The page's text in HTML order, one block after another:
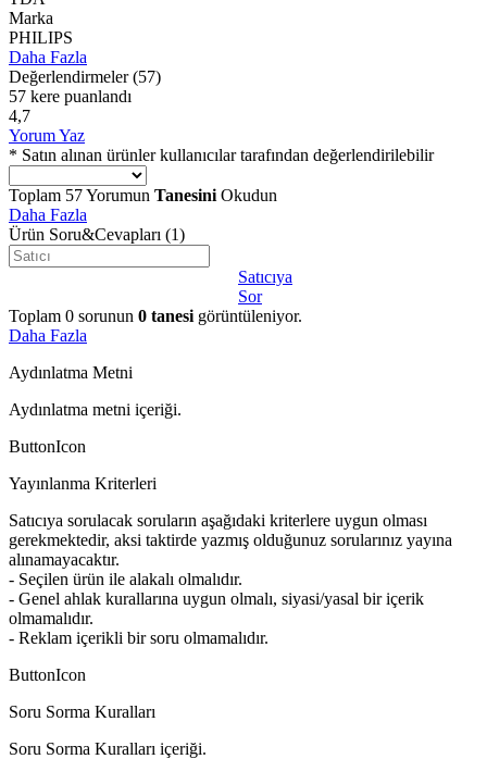
Marka
PHILIPS
Daha Fazla
Değerlendirmeler (57)
57 kere puanlandı
4,7
Yorum Yaz
* Satın alınan ürünler kullanıcılar tarafından değerlendirilebilir
Toplam 57Yorumun Tanesini Okudun
Daha Fazla
Ürün Soru&Cevapları (1)
Satıcıya
Sor
Toplam 0 sorunun 0 tanesi görüntüleniyor.
Daha Fazla
Aydınlatma Metni
Aydınlatma metni içeriği.
ButtonIcon
Yayınlanma Kriterleri
Satıcıya sorulacak soruların aşağıdaki kriterlere uygun olması
gerekmektedir, aksi taktirde yazmış olduğunuz sorularınız yayına
alınamayacaktır.
- Seçilen ürün ile alakalı olmalıdır.
- Genel ahlak kurallarına uygun olmalı, siyasi/yasal bir içerik
olmamalıdır.
- Reklam içerikli bir soru olmamalıdır.
ButtonIcon
Soru Sorma Kuralları
Soru Sorma Kuralları içeriği.